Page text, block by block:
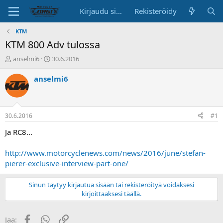
Kirjaudu sisään Rekisteröidy
KTM
KTM 800 Adv tulossa
K
s
k
s
t
e
l
a
l
o
t
j
anselmi6
A
o
p
ä
30.6.2016
anselmi6
30.6.2016 #1
Ja RC8...
http://www.motorcyclenews.com/news/2016/june/stefan-
pierer-exclusive-interview-part-one/
Sinun täytyy kirjautua sisään tai rekisteröityä voidaksesi
kirjoittaaksesi täällä.
Jaa: FacebookWhatsApp
Linkki